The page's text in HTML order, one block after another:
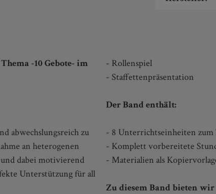
-10 Gebote- im
abwechslungsreich zu
an heterogenen
dabei motivierend
Unterstützung für all
- Rollenspiel
- Staffettenpräsentation
Der Band enthält:
- 8 Unterrichtseinheiten zum
- Komplett vorbereitete
- Materialien als
Zu diesem Band bieten